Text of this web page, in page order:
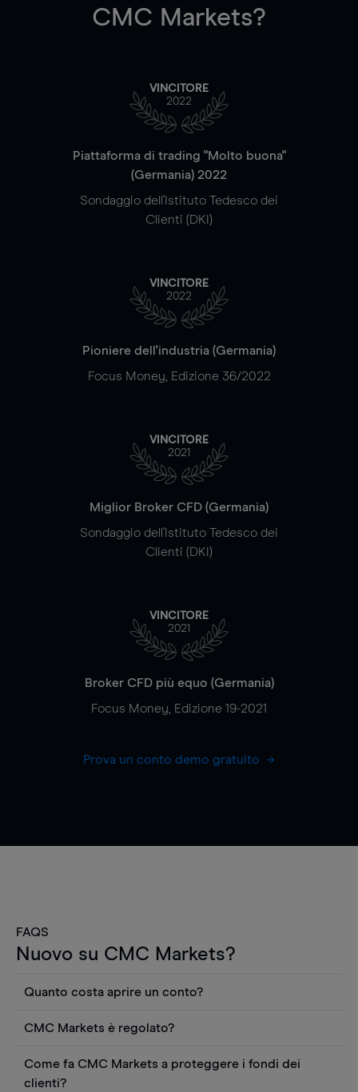
CMC Markets?
VINCITORE
2022
Piattaforma di trading "Molto buona"
(Germania) 2022
Sondaggio dell'Istituto Tedesco dei
Clienti (DKI)
VINCITORE
2022
Pioniere dell'industria (Germania)
Focus Money, Edizione 36/2022
VINCITORE
2021
Miglior Broker CFD (Germania)
Sondaggio dell'Istituto Tedesco dei
Clienti (DKI)
VINCITORE
2021
Broker CFD più equo (Germania)
Focus Money, Edizione 19-2021
Prova un conto demo gratuito
FAQS
Nuovo su CMC Markets?
Quanto costa aprire un conto?
Puoi anche visualizzare gratuitamente i prezzi e
utilizzare strumenti come grafici, notizie Reuters
o rapporti quantitativi sui titoli azionari di
CMC Markets è regolato?
regolamentato dall'Autorità federale tedesca di
Come fa CMC Markets a proteggere i fondi dei
clienti?